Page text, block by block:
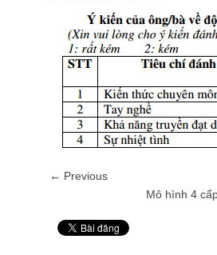
← Previous
Mô hình 4